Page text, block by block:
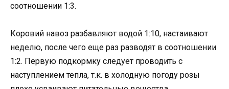
соотношении 1:3.
Коровий навоз разбавляют водой 1:10, настаивают
неделю, после чего еще раз разводят в соотношении
1:2. Первую подкормку следует проводить с
наступлением тепла, т.к. в холодную погоду розы